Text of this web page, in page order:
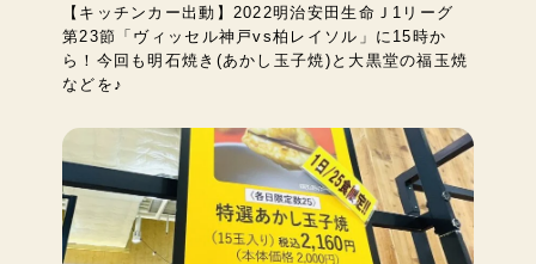
【キッチンカー出動】2022明治安田生命Ｊ1リーグ
第23節「ヴィッセル神戸vs柏レイソル」に15時か
ら！今回も明石焼き(あかし玉子焼)と大黒堂の福玉焼
などを♪